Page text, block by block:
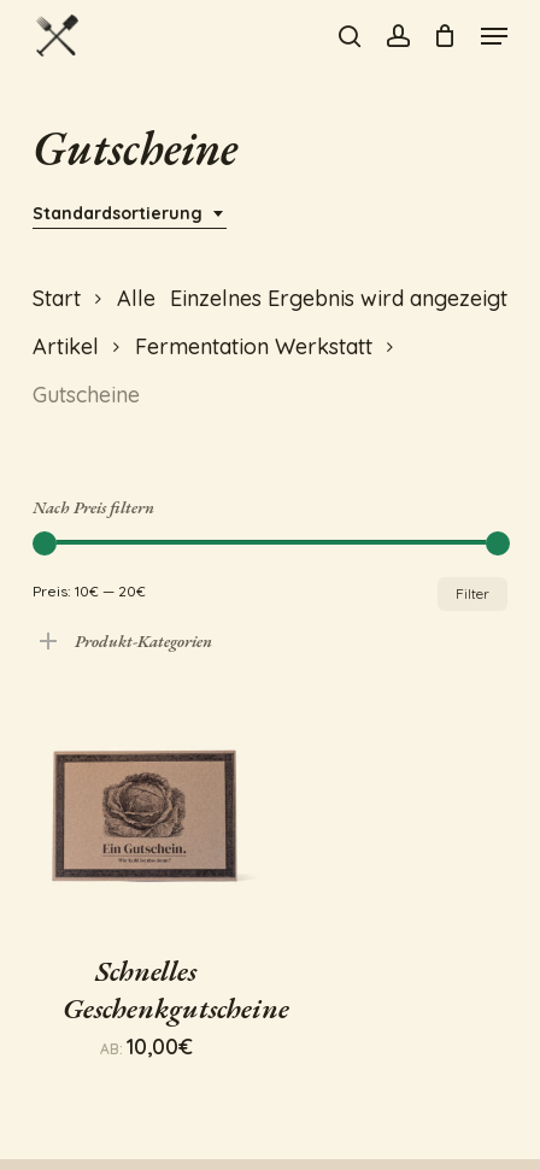
Skip
searchaccount
Menu
Gutscheine
Standardsortierung
Einzelnes Ergebnis wird angezeigt
Start
Alle
Artikel
Fermentation Werkstatt
Gutscheine
Nach Preis filtern
Filter
Preis: 10€— 20€
Produkt-Kategorien
Schnelles
Geschenkgutscheine
AB: 10,00€